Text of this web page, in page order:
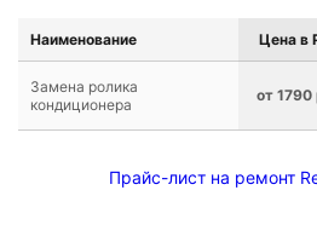
Наименование Цена в
Замена ролика
кондиционера
от 1790
Прайс-лист на ремонт